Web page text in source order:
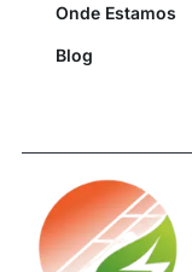
Onde Estamos
Blog